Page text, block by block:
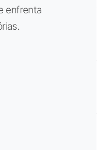
enfrenta